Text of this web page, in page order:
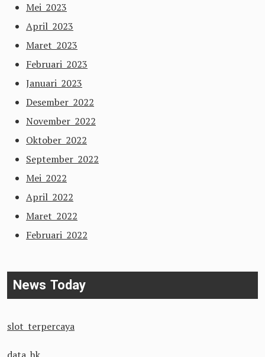
Mei 2023
April 2023
Maret 2023
Februari 2023
Januari 2023
Desember 2022
November 2022
Oktober 2022
September 2022
Mei 2022
April 2022
Maret 2022
Februari 2022
News Today
slot terpercaya